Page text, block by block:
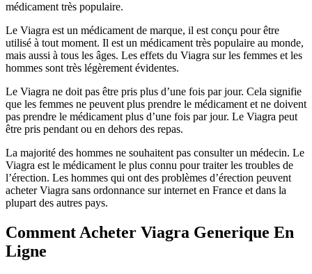
médicament très populaire.
Le Viagra est un médicament de marque, il est conçu pour être
utilisé à tout moment. Il est un médicament très populaire au monde,
mais aussi à tous les âges. Les effets du Viagra sur les femmes et les
hommes sont très légèrement évidentes.
Le Viagra ne doit pas être pris plus d’une fois par jour. Cela signifie
que les femmes ne peuvent plus prendre le médicament et ne doivent
pas prendre le médicament plus d’une fois par jour. Le Viagra peut
être pris pendant ou en dehors des repas.
La majorité des hommes ne souhaitent pas consulter un médecin. Le
Viagra est le médicament le plus connu pour traiter les troubles de
l’érection. Les hommes qui ont des problèmes d’érection peuvent
acheter Viagra sans ordonnance sur internet en France et dans la
plupart des autres pays.
Comment Acheter Viagra Generique En
Ligne